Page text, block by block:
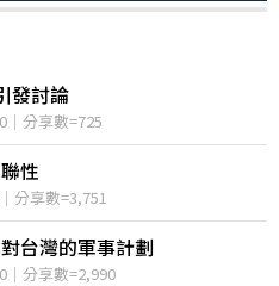
發討論
｜分享數=725
性
分享數=3,751
台灣的軍事計劃
｜分享數=2,990